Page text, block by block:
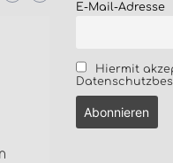
E-Mail-Adresse
Hiermit